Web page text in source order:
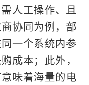
人工操作、且
协同为例，部
一个系统内参
成本；此外，
味着海量的电